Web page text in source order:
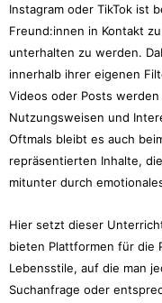
Instagram oder TikTok ist
Freund:innen in Kontakt
unterhalten zu werden.
innerhalb ihrer eigenen
Videos oder Posts
Nutzungsweisen und
Oftmals bleibt es auch
repräsentierten Inhalte,
mitunter durch
Hier setzt dieser
bieten Plattformen für die
Lebensstile, auf die man
Suchanfrage oder